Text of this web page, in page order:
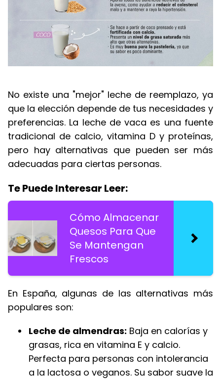
No existe una "mejor" leche de reemplazo, ya
que la elección depende de tus necesidades y
preferencias. La leche de vaca es una fuente
tradicional de calcio, vitamina D y proteínas,
pero hay alternativas que pueden ser más
adecuadas para ciertas personas.
Te Puede Interesar Leer:
Cómo Almacenar
Quesos Para Que
Se Mantengan
Frescos
En España, algunas de las alternativas más
populares son:
Leche de almendras: Baja en calorías y
grasas, rica en vitamina E y calcio.
Perfecta para personas con intolerancia
a la lactosa o veganos. Su sabor suave la